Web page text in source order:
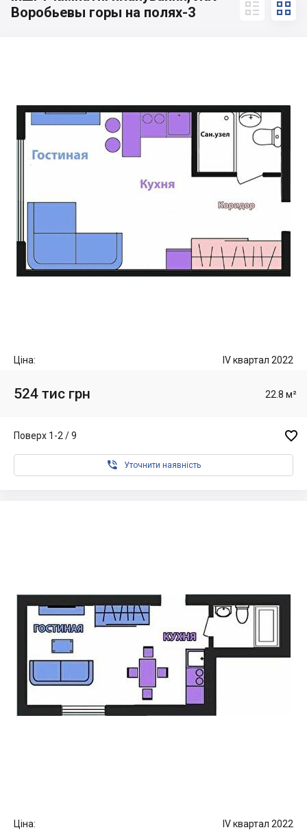
Воробьевы горы на полях-3
 
Ціна: IV квартал 2022
524 тис грн 22.8 м²
Поверх 1-2 / 9 
 Уточнити наявність
Ціна: IV квартал 2022